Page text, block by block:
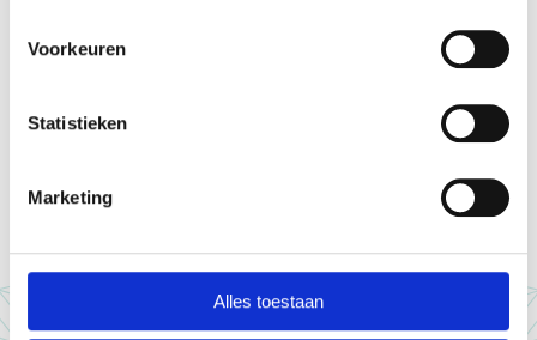
Voorkeuren
Statistieken
Marketing
Alles toestaan